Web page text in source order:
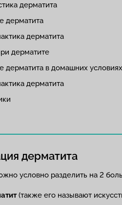
дерматита
дерматита
дерматита
дерматите
дерматита в домашних условиях
дерматита
дерматита
условно разделить на 2
(также его называют